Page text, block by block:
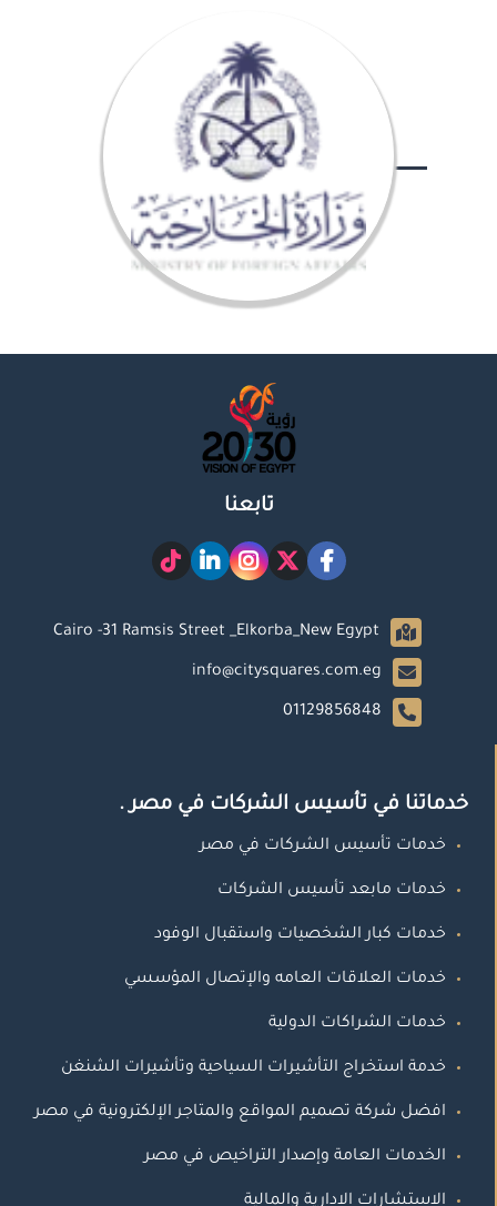
تابعنا
Cairo -31 Ramsis Street _Elkorba_New Egypt
info@citysquares.com.eg
01129856848
خدماتنا في تأسيس الشركات في مصر .
خدمات تأسيس الشركات في مصر
خدمات مابعد تأسيس الشركات
خدمات كبار الشخصيات واستقبال الوفود
خدمات العلاقات العامه والإتصال المؤسسي
خدمات الشراكات الدولية
خدمة استخراج التأشيرات السياحية وتأشيرات الشنغن
افضل شركة تصميم المواقع والمتاجر الإلكترونية في مصر
الخدمات العامة وإصدار التراخيص في مصر
الاستشارات الادارية والمالية